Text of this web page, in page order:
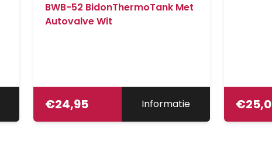
BWB-52 BidonThermoTank Met
Autovalve Wit
€24,95 Informatie €